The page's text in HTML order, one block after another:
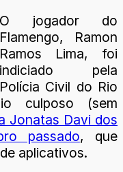
O jogador do
Flamengo, Ramon
Ramos Lima, foi
indiciado pela
Polícia Civil do Rio
culposo (sem
Jonatas Davi dos
passado, que
aplicativos.